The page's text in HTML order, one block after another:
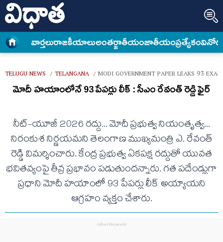
వార్త‌లురాజకీయాలుఅంత‌ర్జాతీయంజాతీయంప్రత్యేకం
TELUGU NEWS / TELANGANA / MODI GOVERNMENT PAPER LEAKS 93
మోదీ హయాంలోనే 93 పేపర్లు లీక్‌ : సీఎం రేవంత్ రెడ్డి ఫైర్
నీట్-యూజీ 2026 రద్దు... మోదీ ప్రభుత్వ నియంతృత్వ...
నిరంకుశ‌ నిర్ణయమ‌ని తెలంగాణ ముఖ్య‌మంత్రి ఎ. రేవంత్
రెడ్డి విమ‌ర్శించారు. కేంద్ర ప్ర‌భుత్వ ఏక‌ప‌క్ష ర‌ద్దుతో యువత
భవితవ్యంపై తీవ్ర‌ ప్రభావం ప‌డుతుంద‌న్నారు. గ‌త ప‌దేండ్లుగా
ప్ర‌ధాని మోదీ హ‌యాంలో 93 పేప‌ర్లు లీక్ అయ్యాయని
ఆగ్ర‌హం వ్య‌క్తం చేశారు.